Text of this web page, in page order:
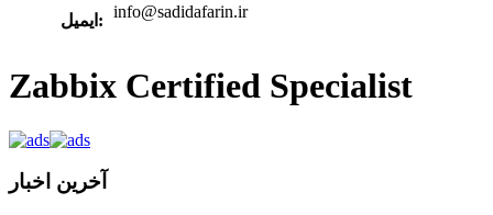
ایمیل: info@sadidafarin.ir
Zabbix Certified Specialist
آخرین اخبار